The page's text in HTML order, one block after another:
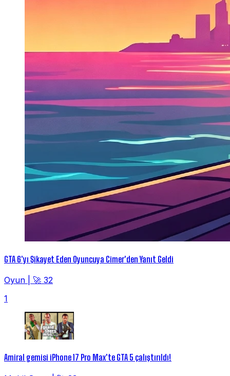
GTA 6'yı Şikayet Eden Oyuncuya Cimer'den Yanıt Geldi
Oyun
🚀 32
1
Amiral gemisi iPhone 17 Pro Max'te GTA 5 çalıştırıldı!